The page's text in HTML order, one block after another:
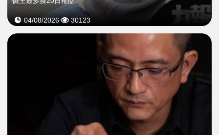
04/08/2026 30123